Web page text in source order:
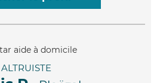
ALTRUISTE